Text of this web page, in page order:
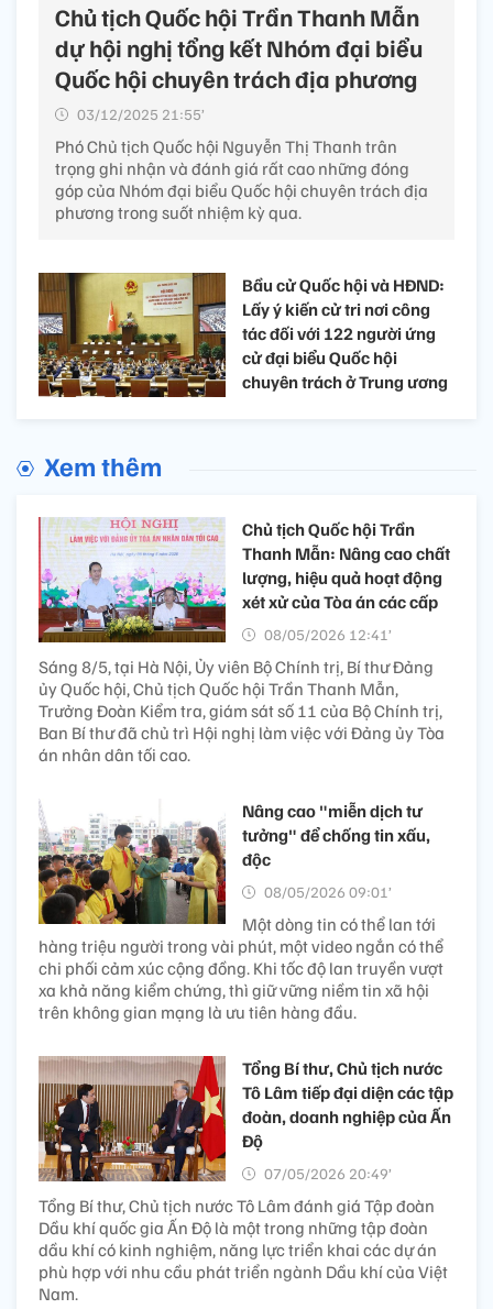
Chủ tịch Quốc hội Trần Thanh Mẫn
dự hội nghị tổng kết Nhóm đại biểu
Quốc hội chuyên trách địa phương
03/12/2025 21:55’
Phó Chủ tịch Quốc hội Nguyễn Thị Thanh trân
trọng ghi nhận và đánh giá rất cao những đóng
góp của Nhóm đại biểu Quốc hội chuyên trách địa
phương trong suốt nhiệm kỳ qua.
Bầu cử Quốc hội và HĐND:
Lấy ý kiến cử tri nơi công
tác đối với 122 người ứng
cử đại biểu Quốc hội
chuyên trách ở Trung ương
Xem thêm
Chủ tịch Quốc hội Trần
Thanh Mẫn: Nâng cao chất
lượng, hiệu quả hoạt động
xét xử của Tòa án các cấp
08/05/2026 12:41’
Sáng 8/5, tại Hà Nội, Ủy viên Bộ Chính trị, Bí thư Đảng
ủy Quốc hội, Chủ tịch Quốc hội Trần Thanh Mẫn,
Trưởng Đoàn Kiểm tra, giám sát số 11 của Bộ Chính trị,
Ban Bí thư đã chủ trì Hội nghị làm việc với Đảng ủy Tòa
án nhân dân tối cao.
Nâng cao "miễn dịch tư
tưởng" để chống tin xấu,
độc
08/05/2026 09:01’
Một dòng tin có thể lan tới
hàng triệu người trong vài phút, một video ngắn có thể
chi phối cảm xúc cộng đồng. Khi tốc độ lan truyền vượt
xa khả năng kiểm chứng, thì giữ vững niềm tin xã hội
trên không gian mạng là ưu tiên hàng đầu.
Tổng Bí thư, Chủ tịch nước
Tô Lâm tiếp đại diện các tập
đoàn, doanh nghiệp của Ấn
Độ
07/05/2026 20:49’
Tổng Bí thư, Chủ tịch nước Tô Lâm đánh giá Tập đoàn
Dầu khí quốc gia Ấn Độ là một trong những tập đoàn
dầu khí có kinh nghiệm, năng lực triển khai các dự án
phù hợp với nhu cầu phát triển ngành Dầu khí của Việt
Nam.